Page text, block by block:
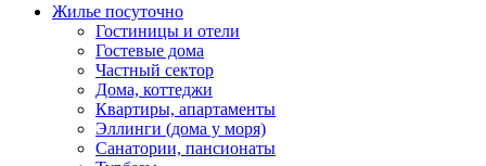
Жилье посуточно
Гостиницы и отели
Гостевые дома
Частный сектор
Дома, коттеджи
Квартиры, апартаменты
Эллинги (дома у моря)
Санатории, пансионаты